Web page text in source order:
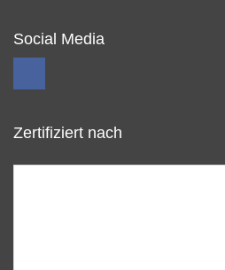
Social Media
Zertifiziert nach